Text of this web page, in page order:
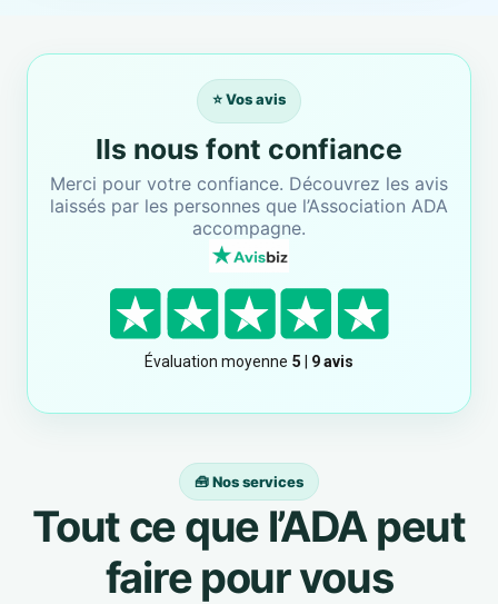
⭐ Vos avis
Ils nous font confiance
Merci pour votre confiance. Découvrez les avis
laissés par les personnes que l’Association ADA
accompagne.
🧰 Nos services
Tout ce que l’ADA peut
faire pour vous